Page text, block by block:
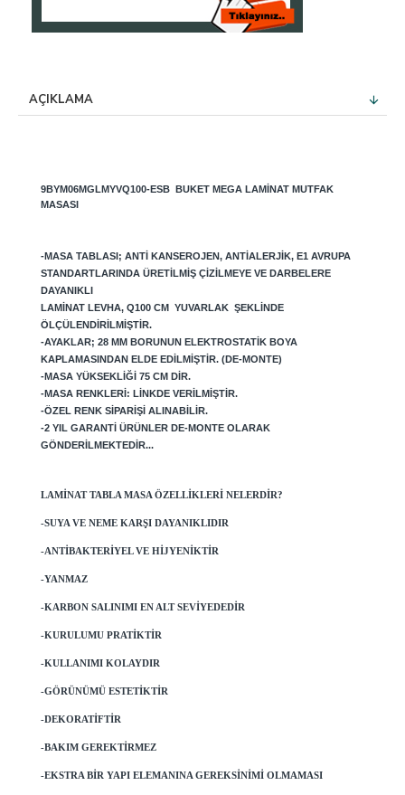
AÇIKLAMA
9BYM06MGLMYVQ100-ESB BUKET MEGA LAMINAT MUTFAK
MASASI
-MASA TABLASI; ANTI KANSEROJEN, ANTIALERJIK, E1 AVRUPA
STANDARTLARINDA ÜRETILMIŞ ÇIZILMEYE VE DARBELERE
DAYANIKLI
LAMINAT LEVHA, Q100 CM YUVARLAK ŞEKLINDE
ÖLÇÜLENDIRILMIŞTIR.
-AYAKLAR; 28 MM BORUNUN ELEKTROSTATIK BOYA
KAPLAMASINDAN ELDE EDILMIŞTIR. (DE-MONTE)
-MASA YÜKSEKLIĞI 75 CM DIR.
-MASA RENKLERI: LINKDE VERILMIŞTIR.
-ÖZEL RENK SIPARIŞI ALINABILIR.
-2 YIL GARANTI ÜRÜNLER DE-MONTE OLARAK
GÖNDERILMEKTEDIR...
LAMINAT TABLA MASA ÖZELLIKLERI NELERDIR?
-SUYA VE NEME KARŞI DAYANIKLIDIR
-ANTIBAKTERIYEL VE HIJYENIKTIR
-YANMAZ
-KARBON SALINIMI EN ALT SEVIYEDEDIR
-KURULUMU PRATIKTIR
-KULLANIMI KOLAYDIR
-GÖRÜNÜMÜ ESTETIKTIR
-DEKORATIFTIR
-BAKIM GEREKTIRMEZ
-EKSTRA BIR YAPI ELEMANINA GEREKSINIMI OLMAMASI